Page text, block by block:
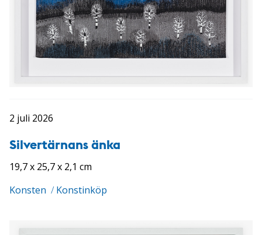
2 juli 2026
Silvertärnans änka
19,7 x 25,7 x 2,1 cm
Konsten / Konstinköp